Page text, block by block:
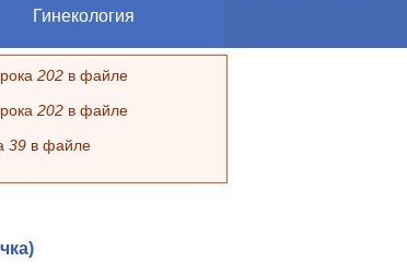
Гинекология
202в файле
202в файле
39в файле